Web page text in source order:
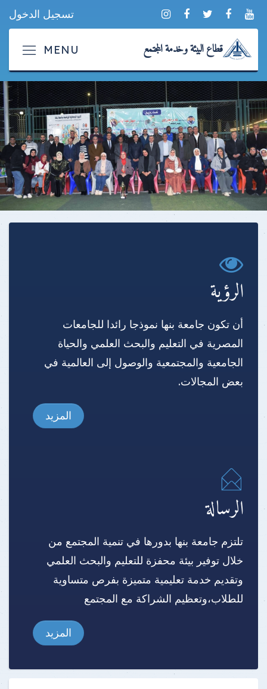
تسجيل الدخول
قطاع البيئة وخدمة المجتمع
الرؤية
أن تكون جامعة بنها نموذجا رائدا للجامعات
المصرية في التعليم والبحث العلمي والحياة
الجامعية والمجتمعية والوصول إلى العالمية في
بعض المجالات.
المزيد
الرسالة
تلتزم جامعة بنها بدورها في تنمية المجتمع من
خلال توفير بيئة محفزة للتعليم والبحث العلمي
وتقديم خدمة تعليمية متميزة بفرص متساوية
للطلاب،وتعظيم الشراكة مع المجتمع
المزيد